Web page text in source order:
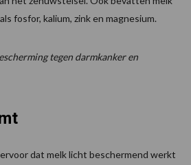
fosfor, kalium, zink en magnesium.
tegen darmkanker en
dat melk licht beschermend werkt